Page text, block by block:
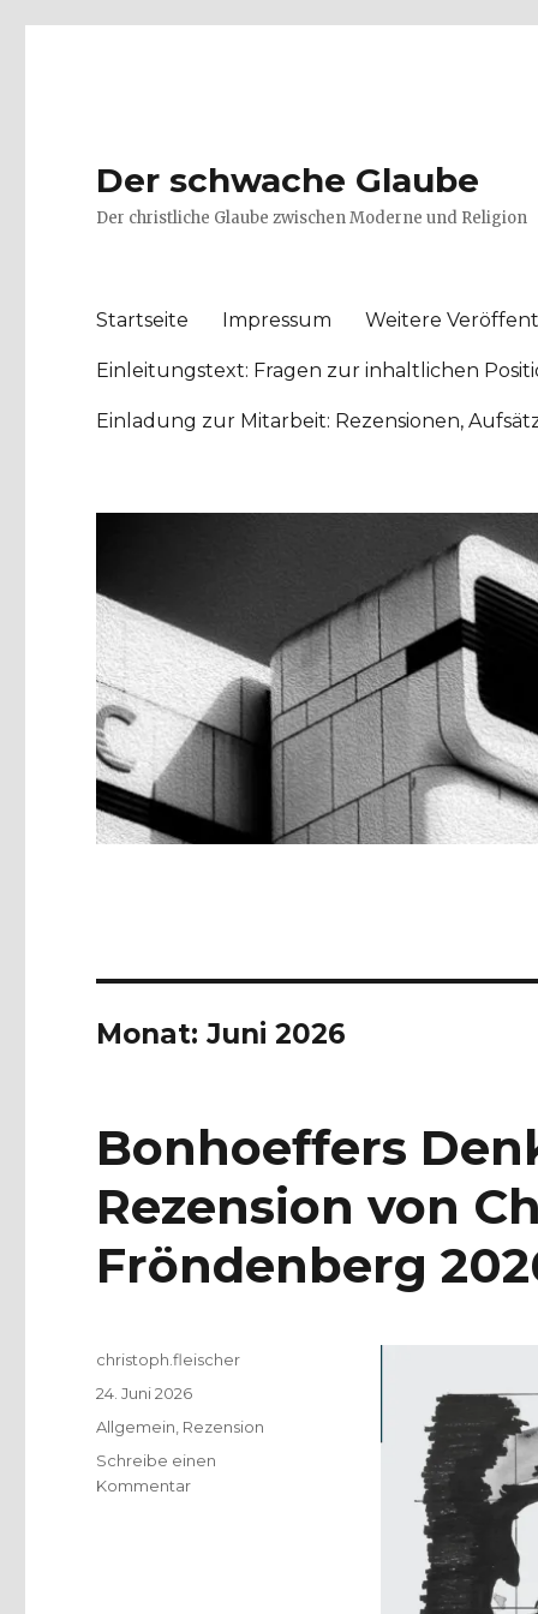
Der schwache Glaube
Der christliche Glaube zwischen Moderne und Religion
Startseite Impressum Weitere
Einleitungstext: Fragen zur inhaltlichen
Einladung zur Mitarbeit: Rezensionen,
Monat:Juni 2026
Bonhoeffers
Rezension von
Fröndenberg
Autor
christoph.fleischer
Veröffentlicht
am
24. Juni 2026
Kategorien
Allgemein Rezension
Schreibe einen
Kommentarzu